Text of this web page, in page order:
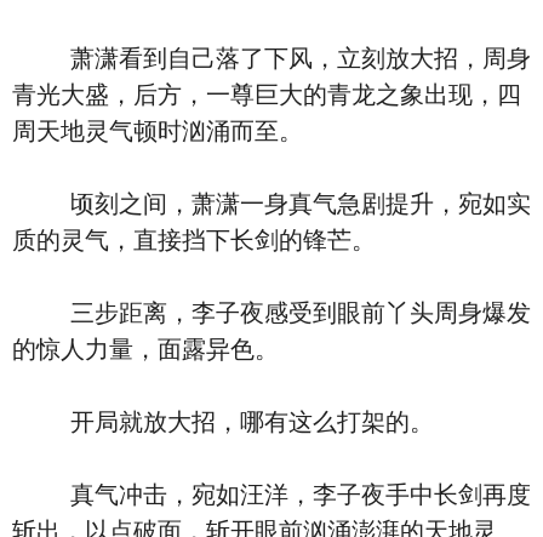
萧潇看到自己落了下风，立刻放大招，周身
青光大盛，后方，一尊巨大的青龙之象出现，四
周天地灵气顿时汹涌而至。
顷刻之间，萧潇一身真气急剧提升，宛如实
质的灵气，直接挡下长剑的锋芒。
三步距离，李子夜感受到眼前丫头周身爆发
的惊人力量，面露异色。
开局就放大招，哪有这么打架的。
真气冲击，宛如汪洋，李子夜手中长剑再度
斩出，以点破面，斩开眼前汹涌澎湃的天地灵